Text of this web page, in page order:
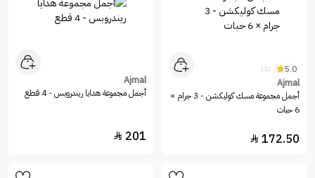
5.0
(1)
Ajmal
أجمل مجموعة مسك كوليكشن - 3 جرام ×
6 حبات
172.50

Ajmal
أجمل مجموعة هدايا ريندروبس - 4 قطع
201
